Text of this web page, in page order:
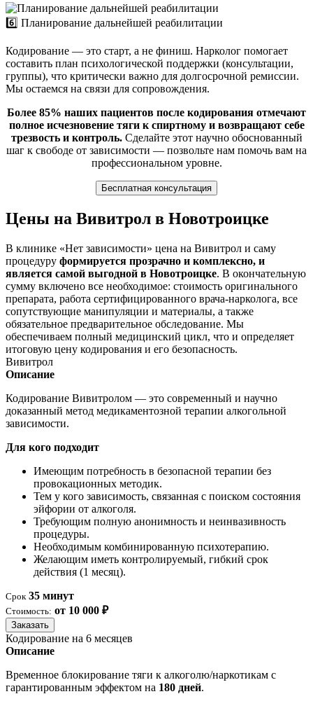
6️⃣ Планирование дальнейшей реабилитации
Кодирование — это старт, а не финиш. Нарколог помогает
составить план психологической поддержки (консультации,
группы), что критически важно для долгосрочной ремиссии.
Мы остаемся на связи для сопровождения.
Более 85% наших пациентов после кодирования отмечают
полное исчезновение тяги к спиртному и возвращают себе
трезвость и контроль.Сделайте этот научно обоснованный
шаг к свободе от зависимости — позвольте нам помочь вам на
профессиональном уровне.
Бесплатная консультация
Цены на Вивитрол в Новотроицке
В клинике «Нет зависимости» цена на Вивитрол и саму
процедуру формируется прозрачно и комплексно, и
является самой выгодной в Новотроицке. В окончательную
сумму включено все необходимое: стоимость оригинального
препарата, работа сертифицированного врача-нарколога, все
сопутствующие манипуляции и материалы, а также
обязательное предварительное обследование. Мы
обеспечиваем полный медицинский цикл, что и определяет
итоговую цену кодирования и его безопасность.
Вивитрол
Описание
Кодирование Вивитролом — это современный и научно
доказанный метод медикаментозной терапии алкогольной
зависимости.
Для кого подходит
Имеющим потребность в безопасной терапии без
провокационных методик.
Тем у кого зависимость, связанная с поиском состояния
эйфории от алкоголя.
Требующим полную анонимность и неинвазивность
процедуры.
Необходимым комбинированную психотерапию.
Желающим иметь контролируемый, гибкий срок
действия (1 месяц).
Срок 35 минут
Стоимость: от 10 000 ₽
Заказать
Кодирование на 6 месяцев
Описание
Временное блокирование тяги к алкоголю/наркотикам с
гарантированным эффектом на 180 дней.